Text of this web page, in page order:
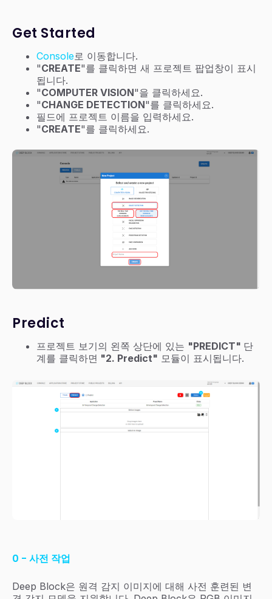
Get Started
Console로 이동합니다.
"CREATE"를 클릭하면 새 프로젝트 팝업창이 표시
됩니다.
"COMPUTER VISION"을 클릭하세요.
"CHANGE DETECTION"를 클릭하세요.
필드에 프로젝트 이름을 입력하세요.
"CREATE"를 클릭하세요.
Predict
프로젝트 보기의 왼쪽 상단에 있는 "PREDICT" 단
계를 클릭하면 "2. Predict" 모듈이 표시됩니다.
0 - 사전 작업
Deep Block은 원격 감지 이미지에 대해 사전 훈련된 변